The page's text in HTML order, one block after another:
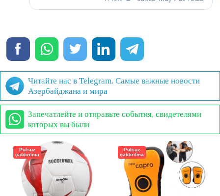
Читайте нас в Telegram. Самые важные новости
Азербайджана и мира
Запечатлейте и отправьте события, свидетелями
которых вы были